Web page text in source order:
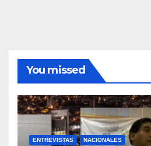
You missed
ENTREVISTAS NACIONALES